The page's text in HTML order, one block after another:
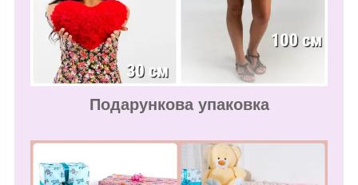
Подарункова упаковка